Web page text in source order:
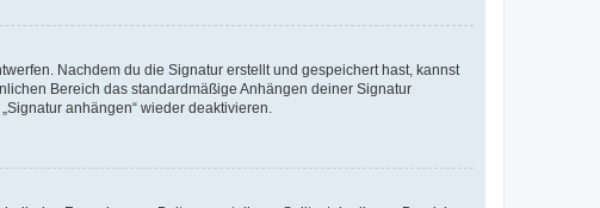
Nachdem du die Signatur erstellt und gespeichert hast, kannst
Bereich das standardmäßige Anhängen deiner Signatur
anhängen“ wieder deaktivieren.